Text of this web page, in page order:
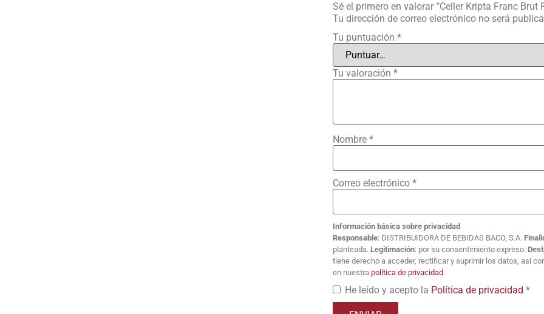
Sé el primero en valorar “Celler Kripta Franc Brut
Tu dirección de correo electrónico no será
Tu puntuación *
Tu valoración *
Nombre *
Correo electrónico *
Información básica sobre privacidad
Responsable: DISTRIBUIDORA DE BEBIDAS BACO, S.A.
planteada. Legitimación: por su consentimiento expreso.
tiene derecho a acceder, rectificar y suprimir los datos, así
en nuestra política de privacidad.
He leído y acepto la Política de privacidad *